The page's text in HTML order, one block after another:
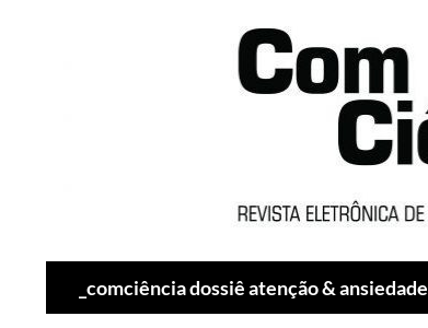
_comciência dossiê atenção & ansiedade